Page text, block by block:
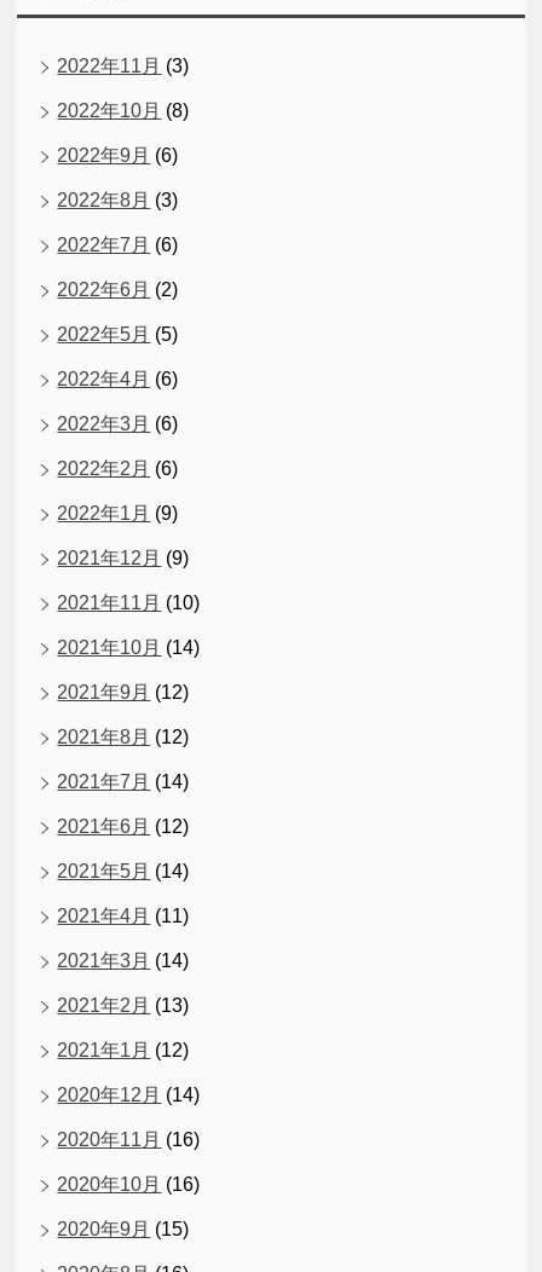
2022年11月 (3)
2022年10月 (8)
2022年9月 (6)
2022年8月 (3)
2022年7月 (6)
2022年6月 (2)
2022年5月 (5)
2022年4月 (6)
2022年3月 (6)
2022年2月 (6)
2022年1月 (9)
2021年12月 (9)
2021年11月 (10)
2021年10月 (14)
2021年9月 (12)
2021年8月 (12)
2021年7月 (14)
2021年6月 (12)
2021年5月 (14)
2021年4月 (11)
2021年3月 (14)
2021年2月 (13)
2021年1月 (12)
2020年12月 (14)
2020年11月 (16)
2020年10月 (16)
2020年9月 (15)